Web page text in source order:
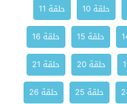
حلقة 10
حلقة 11
حلقة 15
حلقة 16
حلقة 20
حلقة 21
حلقة 25
حلقة 26